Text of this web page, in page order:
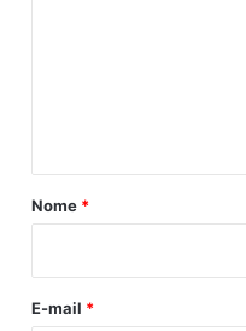
e
rNome *
E-mail *